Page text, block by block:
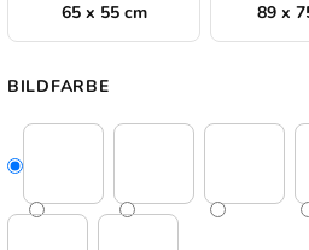
65 x 55 cm 89 x
BILDFARBE